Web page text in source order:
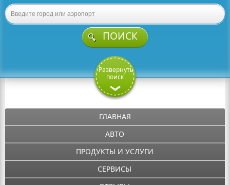
ПОИСК
Развернуть
поиск
ГЛАВНАЯ
АВТО
ПРОДУКТЫ И УСЛУГИ
СЕРВИСЫ